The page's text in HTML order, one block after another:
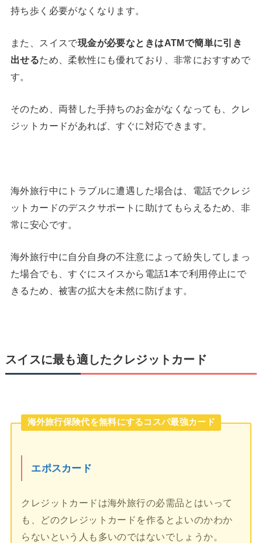
持ち歩く必要がなくなります。
また、スイスで現金が必要なときはATMで簡単に引き
出せるため、柔軟性にも優れており、非常におすすめで
す。
そのため、両替した手持ちのお金がなくなっても、クレ
ジットカードがあれば、すぐに対応できます。
海外旅行中にトラブルに遭遇した場合は、電話でクレジ
ットカードのデスクサポートに助けてもらえるため、非
常に安心です。
海外旅行中に自分自身の不注意によって紛失してしまっ
た場合でも、すぐにスイスから電話1本で利用停止にで
きるため、被害の拡大を未然に防げます。
スイスに最も適したクレジットカード
海外旅行保険代を無料にするコスパ最強カード
エポスカード
クレジットカードは海外旅行の必需品とはいって
も、どのクレジットカードを作るとよいのかわか
らないという人も多いのではないでしょうか。